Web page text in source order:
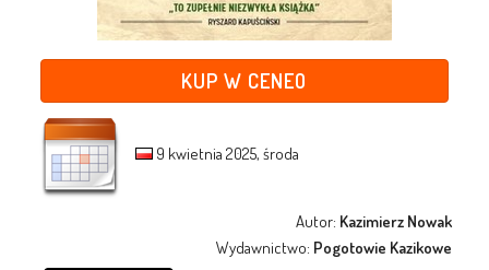
KUP W CENEO
9 kwietnia 2025, środa
Autor: Kazimierz Nowak
Wydawnictwo: Pogotowie Kazikowe